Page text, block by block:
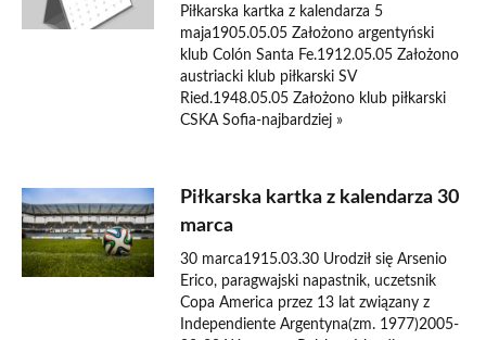
Piłkarska kartka z kalendarza 5
maja1905.05.05 Założono argentyński
klub Colón Santa Fe.1912.05.05 Założono
austriacki klub piłkarski SV
Ried.1948.05.05 Założono klub piłkarski
CSKA Sofia-najbardziej »
Piłkarska kartka z kalendarza 30
marca
30 marca1915.03.30 Urodził się Arsenio
Erico, paragwajski napastnik, uczetsnik
Copa America przez 13 lat związany z
Independiente Argentyna(zm. 1977)2005-